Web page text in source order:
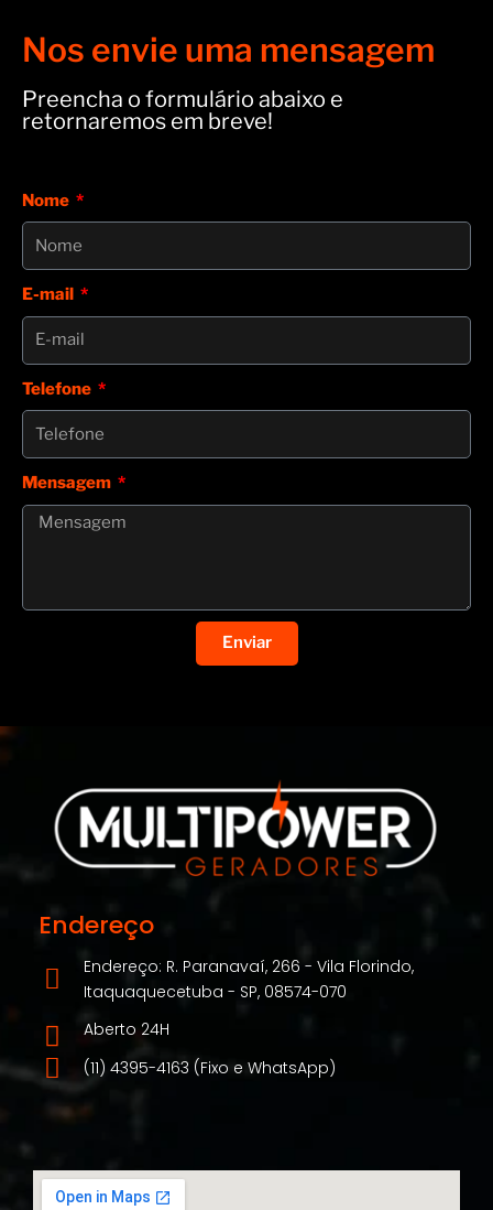
Nos envie uma mensagem
Preencha o formulário abaixo e
retornaremos em breve!
Nome
E-mail
Telefone
Mensagem
Enviar
Endereço
Endereço: R. Paranavaí, 266 - Vila Florindo,
Itaquaquecetuba - SP, 08574-070
Aberto 24H
(11) 4395-4163 (Fixo e WhatsApp)